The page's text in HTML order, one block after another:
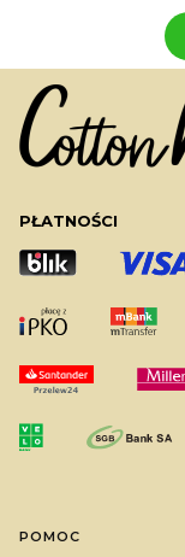
PŁATNOŚCI
Linki w stopce
POMOC